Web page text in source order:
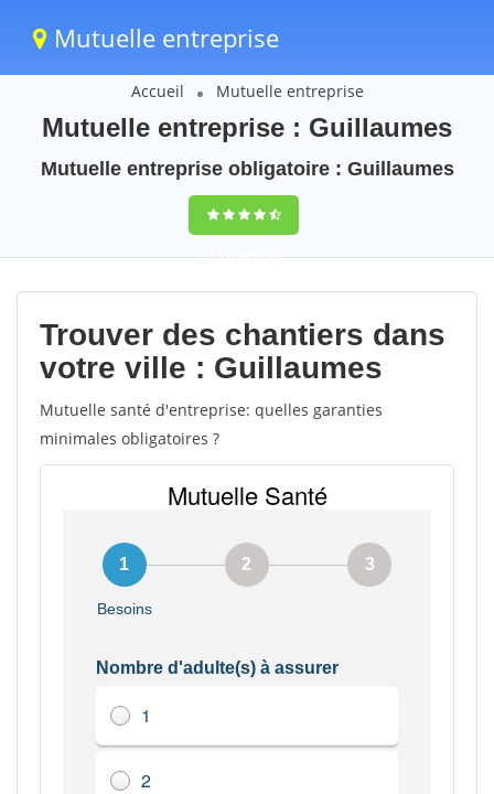
Mutuelle entreprise
Accueil Mutuelle entreprise
Mutuelle entreprise : Guillaumes
Mutuelle entreprise obligatoire : Guillaumes
9,5(100%)31
votes
Trouver des chantiers dans
votre ville : Guillaumes
Mutuelle santé d'entreprise: quelles garanties
minimales obligatoires ?